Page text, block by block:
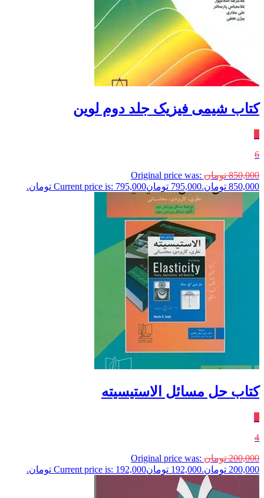
کتاب شیمی فیزیک جلد دوم لوین
6
850,000 تومان Original price was:
850,000 تومان.
795,000 تومانCurrent price is: 795,000 تومان.
کتاب حل مسائل الاستیسیته
4
200,000 تومان Original price was:
200,000 تومان.
192,000 تومانCurrent price is: 192,000 تومان.